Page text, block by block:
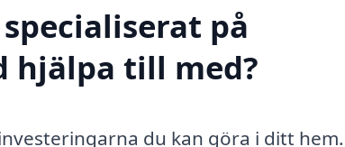
på
hjälpa till med?
du kan göra i ditt hem.